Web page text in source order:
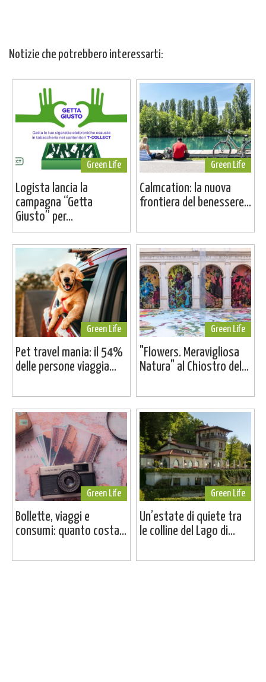
Notizie che potrebbero interessarti:
Green Life
Logista lancia la
campagna “Getta
Giusto” per...
Green Life
Calmcation: la nuova
frontiera del benessere...
Green Life
Pet travel mania: il 54%
delle persone viaggia...
Green Life
"Flowers. Meravigliosa
Natura" al Chiostro del...
Green Life
Bollette, viaggi e
consumi: quanto costa...
Green Life
Un’estate di quiete tra
le colline del Lago di...